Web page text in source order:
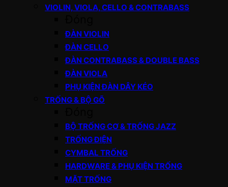
VIOLIN, VIOLA, CELLO & CONTRABASS
ĐÀN VIOLIN
ĐÀN CELLO
ĐÀN CONTRABASS & DOUBLE BASS
ĐÀN VIOLA
PHỤ KIỆN ĐÀN DÂY KÉO
TRỐNG & BỘ GÕ
BỘ TRỐNG CƠ & TRỐNG JAZZ
TRỐNG ĐIỆN
CYMBAL TRỐNG
HARDWARE & PHỤ KIỆN TRỐNG
MẶT TRỐNG